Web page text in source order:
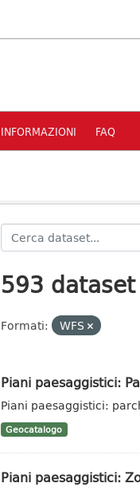
INFORMAZIONI FAQ
593
Formati: WFS
Piani paesaggistici:
Piani paesaggistici:
Geocatalogo
Piani paesaggistici: